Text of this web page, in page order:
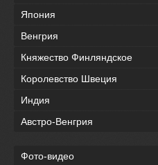
Япония
Венгрия
Княжество Финляндское
Королевство Швеция
Индия
Австро-Венгрия
Фото-видео